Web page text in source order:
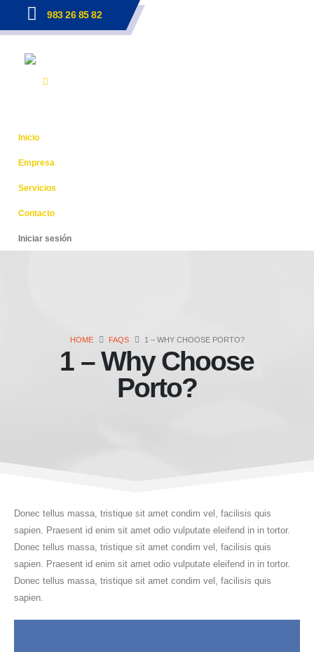
983 26 85 82
Inicio
Empresa
Servicios
Contacto
Iniciar sesión
HOME FAQS 1 – WHY CHOOSE PORTO?
1 – Why Choose
Porto?
Donec tellus massa, tristique sit amet condim vel, facilisis quis
sapien. Praesent id enim sit amet odio vulputate eleifend in in tortor.
Donec tellus massa, tristique sit amet condim vel, facilisis quis
sapien. Praesent id enim sit amet odio vulputate eleifend in in tortor.
Donec tellus massa, tristique sit amet condim vel, facilisis quis
sapien.